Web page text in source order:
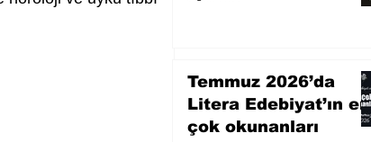
Temmuz 2026’da
Litera Edebiyat’ın en
çok okunanları